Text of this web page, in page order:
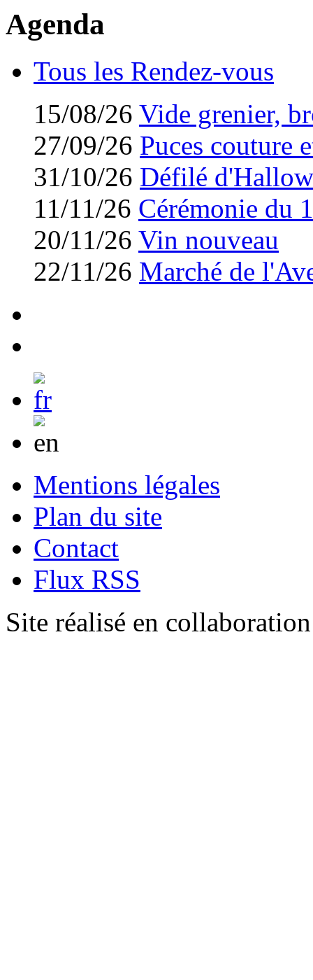
Agenda
Tous les Rendez-vous
15/08/26 Vide grenier,
27/09/26 Puces couture
31/10/26 Défilé
11/11/26 Cérémonie du
20/11/26 Vin nouveau
22/11/26 Marché de
Mentions légales
Plan du site
Contact
Flux RSS
Site réalisé en